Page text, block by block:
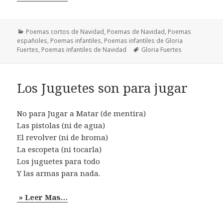
Categorías
Poemas cortos de Navidad, Poemas de Navidad, Poemas
españoles, Poemas infantiles, Poemas infantiles de Gloria
Fuertes, Poemas infantiles de Navidad Etiquetas
Gloria Fuertes
Los Juguetes son para jugar
No para Jugar a Matar (de mentira)
Las pistolas (ni de agua)
El revolver (ni de broma)
La escopeta (ni tocarla)
Los juguetes para todo
Y las armas para nada.
» Leer Mas…